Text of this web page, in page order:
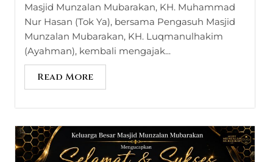
Masjid Munzalan Mubarakan, KH. Muhammad
Nur Hasan (Tok Ya), bersama Pengasuh Masjid
Munzalan Mubarakan, KH. Luqmanulhakim
(Ayahman), kembali mengajak...
Read More